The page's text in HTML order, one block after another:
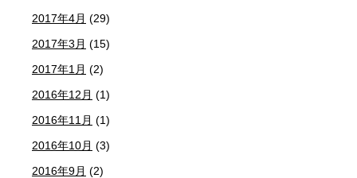
2017年4月 (29)
2017年3月 (15)
2017年1月 (2)
2016年12月 (1)
2016年11月 (1)
2016年10月 (3)
2016年9月 (2)